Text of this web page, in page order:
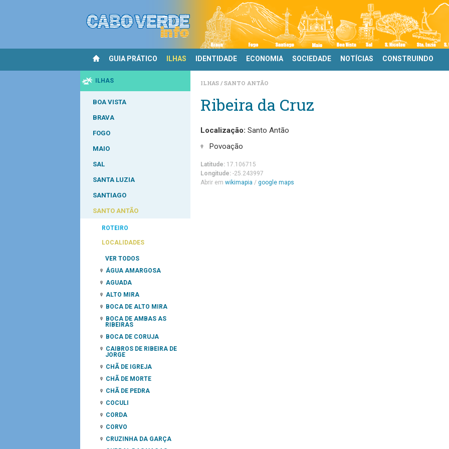
GUIA PRÁTICO ILHAS IDENTIDADE ECONOMIA SOCIEDADE NOTÍCIAS CONSTRUINDO
ILHAS
BOA VISTA
BRAVA
FOGO
MAIO
SAL
SANTA LUZIA
SANTIAGO
SANTO ANTÃO
ROTEIRO
LOCALIDADES
VER TODOS
ÁGUA AMARGOSA
AGUADA
ALTO MIRA
BOCA DE ALTO MIRA
BOCA DE AMBAS AS
RIBEIRAS
BOCA DE CORUJA
CAIBROS DE RIBEIRA DE
JORGE
CHÃ DE IGREJA
CHÃ DE MORTE
CHÃ DE PEDRA
COCULI
CORDA
CORVO
CRUZINHA DA GARÇA
ILHAS SANTO ANTÃO
Ribeira da Cruz
Localização: Santo Antão
Povoação
Latitude: 17.106715
Longitude: -25.243997
Abrir em wikimapia / google maps